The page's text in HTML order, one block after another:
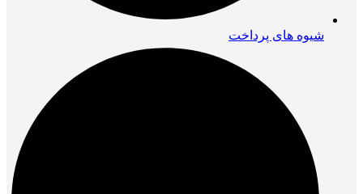
شیوه های پرداخت